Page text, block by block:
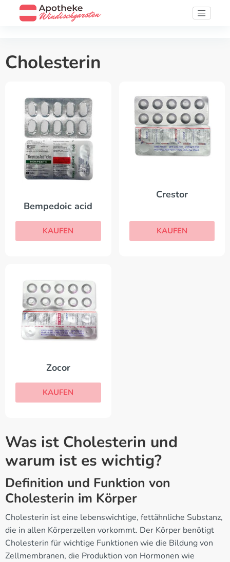
Cholesterin
Bempedoic acid
KAUFEN
Crestor
KAUFEN
Zocor
KAUFEN
Was ist Cholesterin und
warum ist es wichtig?
Definition und Funktion von
Cholesterin im Körper
Cholesterin ist eine lebenswichtige, fettähnliche Substanz,
die in allen Körperzellen vorkommt. Der Körper benötigt
Cholesterin für wichtige Funktionen wie die Bildung von
Zellmembranen, die Produktion von Hormonen wie